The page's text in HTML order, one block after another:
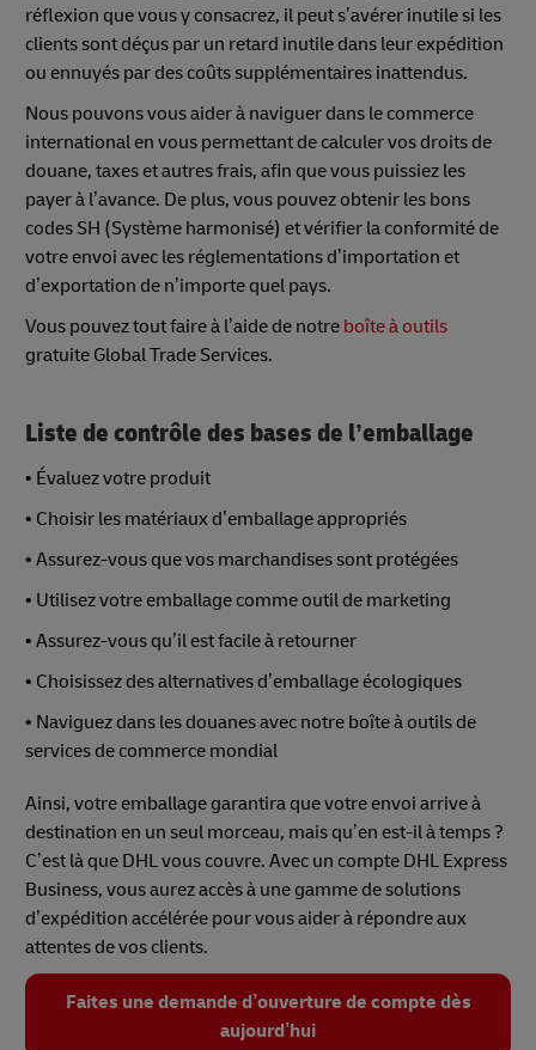
réflexion que vous y consacrez, il peut s’avérer inutile si les
clients sont déçus par un retard inutile dans leur expédition
ou ennuyés par des coûts supplémentaires inattendus.
Nous pouvons vous aider à naviguer dans le commerce
international en vous permettant de calculer vos droits de
douane, taxes et autres frais, afin que vous puissiez les
payer à l’avance. De plus, vous pouvez obtenir les bons
codes SH (Système harmonisé) et vérifier la conformité de
votre envoi avec les réglementations d’importation et
d’exportation de n’importe quel pays.
Vous pouvez tout faire à l’aide de notre boîte à outils
gratuite Global Trade Services.
Liste de contrôle des bases de l’emballage
• Évaluez votre produit
• Choisir les matériaux d’emballage appropriés
• Assurez-vous que vos marchandises sont protégées
• Utilisez votre emballage comme outil de marketing
• Assurez-vous qu’il est facile à retourner
• Choisissez des alternatives d’emballage écologiques
• Naviguez dans les douanes avec notre boîte à outils de
services de commerce mondial
Ainsi, votre emballage garantira que votre envoi arrive à
destination en un seul morceau, mais qu’en est-il à temps ?
C’est là que DHL vous couvre. Avec un compte DHL Express
Business, vous aurez accès à une gamme de solutions
d’expédition accélérée pour vous aider à répondre aux
attentes de vos clients.
Faites une demande d’ouverture de compte dès
aujourd’hui